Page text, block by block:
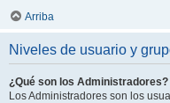
Arriba
Niveles de usuario y
¿Qué son los Administradores?
Los Administradores son los